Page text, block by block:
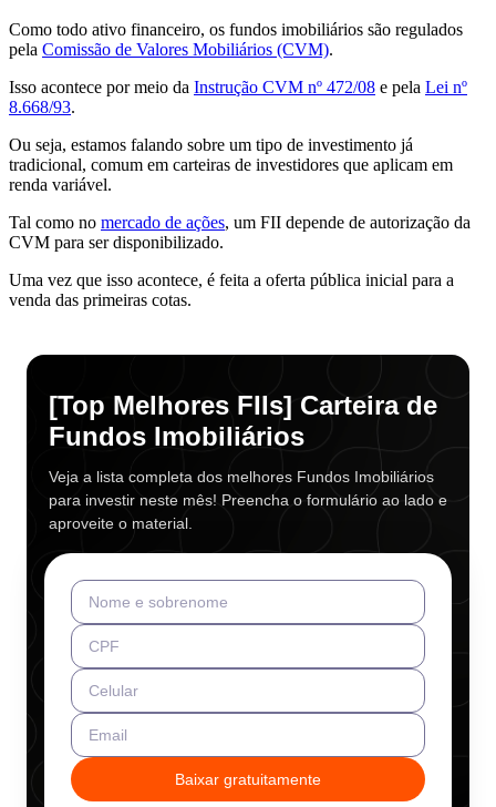
Como todo ativo financeiro, os fundos imobiliários são regulados
pela Comissão de Valores Mobiliários (CVM).
Isso acontece por meio da Instrução CVM nº 472/08 e pela Lei nº
8.668/93.
Ou seja, estamos falando sobre um tipo de investimento já
tradicional, comum em carteiras de investidores que aplicam em
renda variável.
Tal como no mercado de ações, um FII depende de autorização da
CVM para ser disponibilizado.
Uma vez que isso acontece, é feita a oferta pública inicial para a
venda das primeiras cotas.
[Top Melhores FIIs] Carteira de
Fundos Imobiliários
Veja a lista completa dos melhores Fundos Imobiliários
para investir neste mês! Preencha o formulário ao lado e
aproveite o material.
Nome e sobrenome
CPF
Celular
Email
Baixar gratuitamente